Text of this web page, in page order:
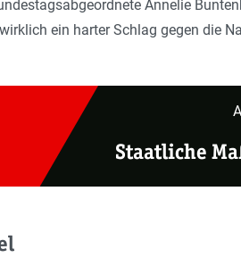
Annelie
ein harter Schlag gegen die
Staatliche